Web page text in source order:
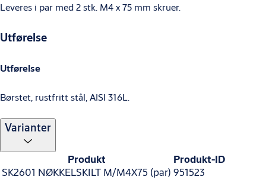
Leveres i par med 2 stk. M4 x 75 mm skruer.
Utførelse
Utførelse
Børstet, rustfritt stål, AISI 316L.
Varianter
Produkt
Produkt-ID
SK2601 NØKKELSKILT M/M4X75 (par) 951523